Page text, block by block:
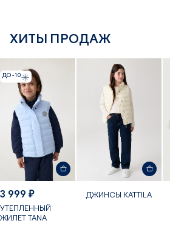
ХИТЫ ПРОДАЖ
ДО -10
3 999 ₽
УТЕПЛЕННЫЙ
ЖИЛЕТ TANA
ДЖИНСЫ KATTILA